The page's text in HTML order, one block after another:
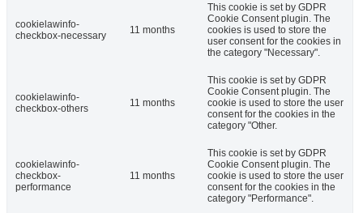
cookielawinfo-
checkbox-necessary
11 months
This cookie is set by GDPR
Cookie Consent plugin. The
cookies is used to store the
user consent for the cookies in
the category "Necessary".
cookielawinfo-
checkbox-others
11 months
This cookie is set by GDPR
Cookie Consent plugin. The
cookie is used to store the user
consent for the cookies in the
category "Other.
cookielawinfo-
checkbox-
performance
11 months
This cookie is set by GDPR
Cookie Consent plugin. The
cookie is used to store the user
consent for the cookies in the
category "Performance".